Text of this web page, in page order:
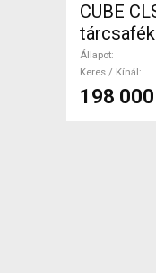
CUBE
Állapot
Keres / Kínál
198